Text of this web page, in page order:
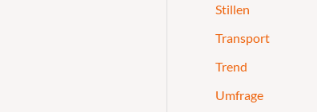
Stillen
Transport
Trend
Umfrage